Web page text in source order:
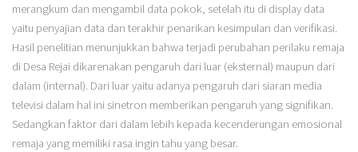
merangkum dan mengambil data pokok, setelah itu di display data
yaitu penyajian data dan terakhir penarikan kesimpulan dan verifikasi.
Hasil penelitian menunjukkan bahwa terjadi perubahan perilaku remaja
di Desa Rejai dikarenakan pengaruh dari luar (eksternal) maupun dari
dalam (internal). Dari luar yaitu adanya pengaruh dari siaran media
televisi dalam hal ini sinetron memberikan pengaruh yang signifikan.
Sedangkan faktor dari dalam lebih kepada kecenderungan emosional
remaja yang memiliki rasa ingin tahu yang besar.